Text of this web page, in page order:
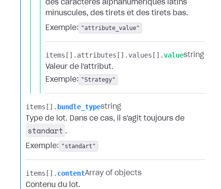
des caractères alphanumériques latins
minuscules, des tirets et des tirets bas.
Exemple: "attribute_value"
items[].​ attributes[].​values[].​valuestring
Valeur de l'attribut.
Exemple: "Strategy"
items[].​ bundle_typestring
Type de lot. Dans ce cas, il s'agit toujours de
standart .
Exemple: "standart"
items[].​ contentArray of objects
Contenu du lot.